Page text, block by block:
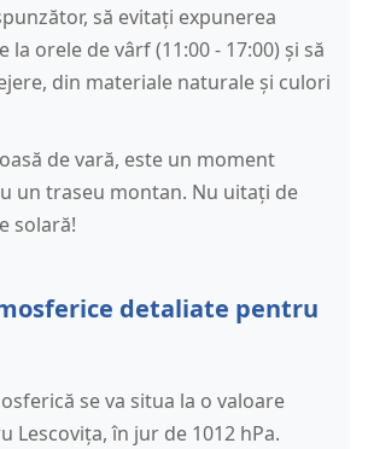
să evitați expunerea
la orele de vârf (11:00 - 17:00) și să
din materiale naturale și culori
de vară, este un moment
un traseu montan. Nu uitați de
solară!
detaliate pentru
se va situa la o valoare
Lescovița, în jur de 1012 hPa.